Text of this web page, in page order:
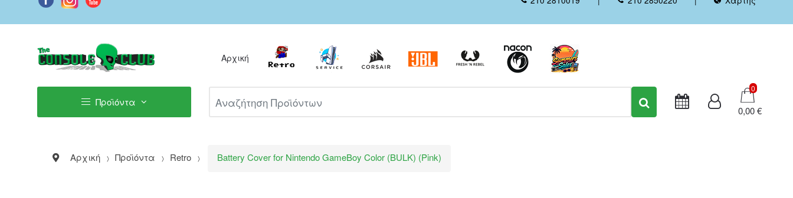
Αρχική
Προϊόντα
Καλάθι
0
0,00 €
Αρχική Προϊόντα Retro Battery Cover for Nintendo GameBoy Color (BULK) (Pink)